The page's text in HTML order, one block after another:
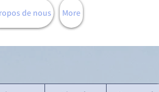
de nous More